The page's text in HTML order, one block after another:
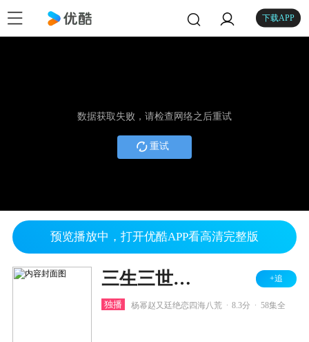
下载APP
数据获取失败，请检查网络之后重试
重试
预览播放中，打开优酷APP看高清完整版
三生三世十里桃花 +追
独播 杨幂赵又廷绝恋四海八荒 8.3分 58集全